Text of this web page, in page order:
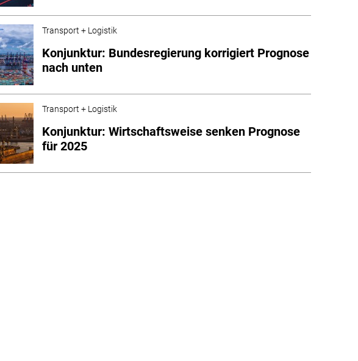
Transport + Logistik
Konjunktur: Bundesregierung korrigiert Prognose
nach unten
Transport + Logistik
Konjunktur: Wirtschaftsweise senken Prognose
für 2025